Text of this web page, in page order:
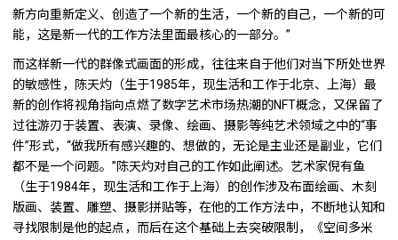
新方向重新定义、创造了一个新的生活，一个新的自己，一个新的可
能，这是新一代的工作方法里面最核心的一部分。”
而这样新一代的群像式画面的形成，往往来自于他们对当下所处世界
的敏感性，陈天灼（生于1985年，现生活和工作于北京、上海）最
新的创作将视角指向点燃了数字艺术市场热潮的NFT概念，又保留了
过往游刃于装置、表演、录像、绘画、摄影等纯艺术领域之中的“事
件”形式，“做我所有感兴趣的、想做的，无论是主业还是副业，它们
都不是一个问题。”陈天灼对自己的工作如此阐述。艺术家倪有鱼
（生于1984年，现生活和工作于上海）的创作涉及布面绘画、木刻
版画、装置、雕塑、摄影拼贴等，在他的工作方法中，不断地认知和
寻找限制是他的起点，而后在这个基础上去突破限制，《空间多米